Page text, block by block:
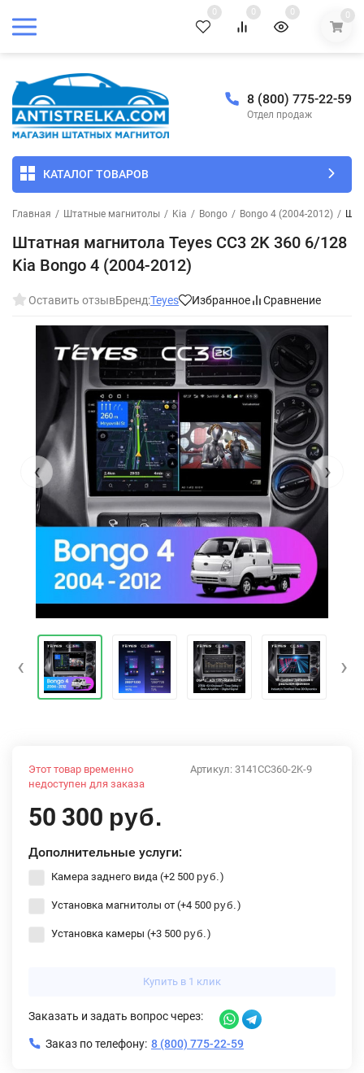
0 0 0 0
8 (800) 775-22-59
Отдел продаж
КАТАЛОГ ТОВАРОВ
Главная / Штатные магнитолы / Kia / Bongo / Bongo 4 (2004-2012) /
Штатная магнитола Teyes CC3 2K 360 6/128
Kia Bongo 4 (2004-2012)
Оставить отзывБренд:Teyes Избранное Сравнение
‹ ›
‹ ›
Артикул: 3141CC360-2K-9
Этот товар временно
недоступен для заказа
50 300 руб.
Дополнительные услуги:
Камера заднего вида (+2 500 руб. )
Установка магнитолы от (+4 500 руб. )
Установка камеры (+3 500 руб. )
Купить в 1 клик
Заказать и задать вопрос через:
Заказ по телефону: 8 (800) 775-22-59